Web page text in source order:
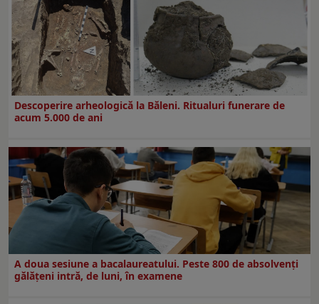
Descoperire arheologică la Băleni. Ritualuri funerare de
acum 5.000 de ani
A doua sesiune a bacalaureatului. Peste 800 de absolvenţi
gălăţeni intră, de luni, în examene